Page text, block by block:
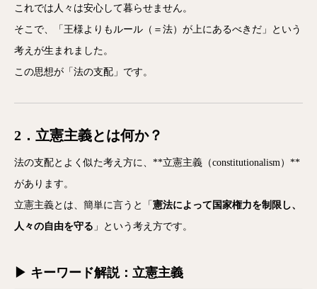
これでは人々は安心して暮らせません。
そこで、「王様よりもルール（＝法）が上にあるべきだ」という
考えが生まれました。
この思想が「法の支配」です。
2．立憲主義とは何か？
法の支配とよく似た考え方に、**立憲主義（constitutionalism）**
があります。
立憲主義とは、簡単に言うと「 憲法によって国家権力を制限し、
人々の自由を守る 」という考え方です。
▶ キーワード解説：立憲主義